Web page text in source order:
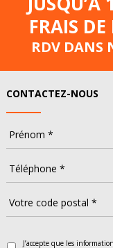
FRAIS
RDV DANS
CONTACTEZ-NOUS
J’accepte que les